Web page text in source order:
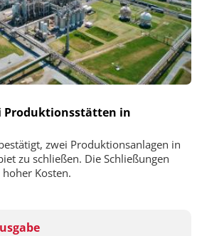
Produktionsstätten in
zwei Produktionsanlagen in
zu schließen. Die Schließungen
Kosten.